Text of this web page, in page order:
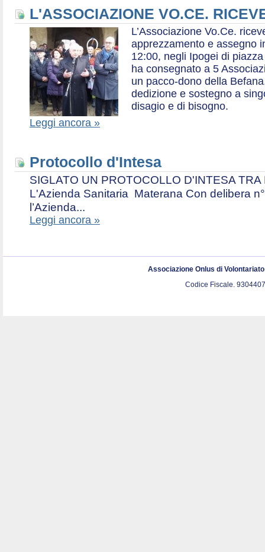
L'ASSOCIAZIONE VO.CE.
L’Associazione Vo.Ce.
apprezzamento e assegno
12:00, negli Ipogei di
ha consegnato a 5
un pacco-dono della
dedizione e sostegno a
disagio e di bisogno.
Leggi ancora »
Protocollo d'Intesa
SIGLATO UN PROTOCOLLO D'INTESA
L'Azienda Sanitaria Materana Con delibera
l’Azienda...
Leggi ancora »
Associazione Onlus di
Codice Fiscale.